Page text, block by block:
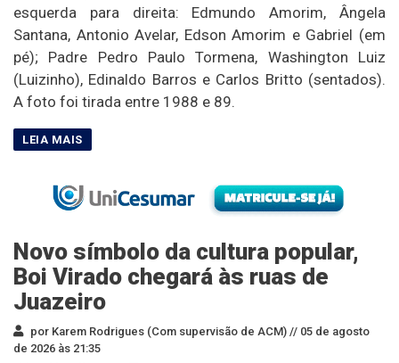
esquerda para direita: Edmundo Amorim, Ângela
Santana, Antonio Avelar, Edson Amorim e Gabriel (em
pé); Padre Pedro Paulo Tormena, Washington Luiz
(Luizinho), Edinaldo Barros e Carlos Britto (sentados).
A foto foi tirada entre 1988 e 89.
Novo símbolo da cultura popular,
Boi Virado chegará às ruas de
Juazeiro
por Karem Rodrigues (Com supervisão de ACM) // 05 de agosto
de 2026 às 21:35